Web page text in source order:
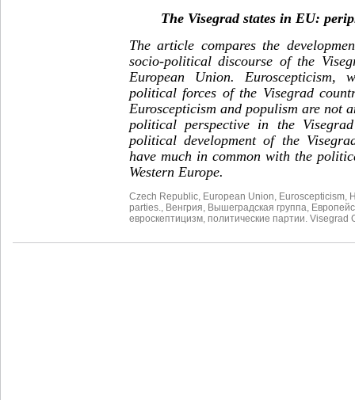
The Visegrad states in EU:
The article compares the
socio-political discourse of the
European Union. Euroscepticism,
political forces of the Visegrad
Euroscepticism and populism are not
political perspective in the
political development of the
have much in common with the
Western Europe.
Czech Republic European Union Euroscepticism
parties.
Венгрия Вышеградская группа
евроскептицизм политические партии. Visegrad